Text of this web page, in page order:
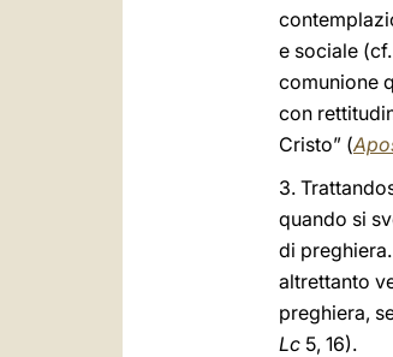
e sociale
comunione
con
Cristo” (
3.
quando si
di
altrettanto
preghiera,
Lc 5, 16).